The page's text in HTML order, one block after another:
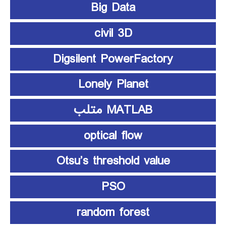
Big Data
civil 3D
Digsilent PowerFactory
Lonely Planet
MATLAB متلب
optical flow
Otsu’s threshold value
PSO
random forest